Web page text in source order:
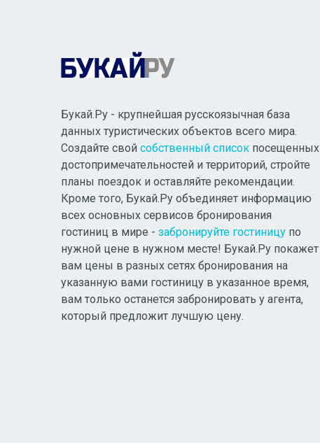
Букай.Ру - крупнейшая русскоязычная база
данных туристических объектов всего мира.
Создайте свой собственный список посещенных
достопримечательностей и территорий, стройте
планы поездок и оставляйте рекомендации.
Кроме того, Букай.Ру объединяет информацию
всех основных сервисов бронирования
гостиниц в мире - забронируйте гостиницу по
нужной цене в нужном месте! Букай.Ру покажет
вам цены в разных сетях бронирования на
указанную вами гостиницу в указанное время,
вам только останется забронировать у агента,
который предложит лучшую цену.